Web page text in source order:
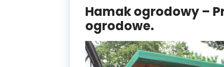
Hamak ogrodowy –
ogrodowe.